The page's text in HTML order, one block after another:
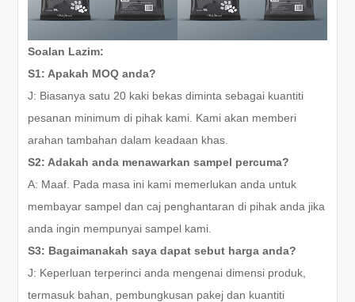
Soalan Lazim:
S1: Apakah MOQ anda?
J: Biasanya satu 20 kaki bekas diminta sebagai kuantiti
pesanan minimum di pihak kami. Kami akan memberi
arahan tambahan dalam keadaan khas.
S2: Adakah anda menawarkan sampel percuma?
A: Maaf. Pada masa ini kami memerlukan anda untuk
membayar sampel dan caj penghantaran di pihak anda jika
anda ingin mempunyai sampel kami.
S3: Bagaimanakah saya dapat sebut harga anda?
J: Keperluan terperinci anda mengenai dimensi produk,
termasuk bahan, pembungkusan pakej dan kuantiti